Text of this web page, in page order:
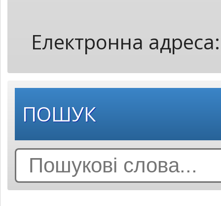
Електронна
ПОШУК
Search
for: